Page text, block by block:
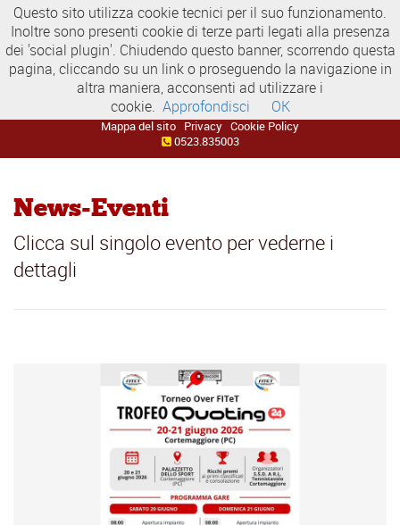
Mappa del sito Privacy Cookie Policy
0523.835003
News-Eventi
Clicca sul singolo evento per vederne i
dettagli
Questo sito utilizza cookie tecnici per il suo funzionamento.
Inoltre sono presenti cookie di terze parti legati alla presenza
dei 'social plugin'. Chiudendo questo banner, scorrendo questa
pagina, cliccando su un link o proseguendo la navigazione in
altra maniera, acconsenti ad utilizzare i
cookie. Approfondisci OK